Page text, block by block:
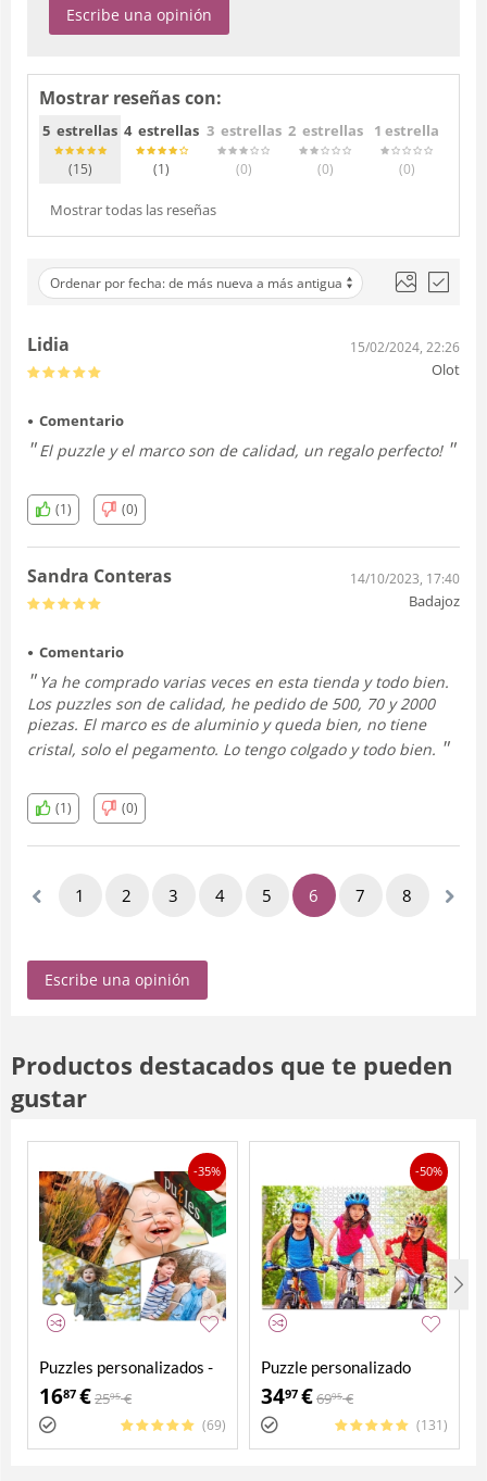
Escribe una opinión
Mostrar reseñas con:
5 estrellas
(15)
4 estrellas
(1)
3 estrellas
(0)
2 estrellas
(0)
1 estrella
(0)
Mostrar todas las reseñas
Ordenar por fecha: de más nueva a más antigua
Lidia 15/02/2024, 22:26
Olot
Comentario
El puzzle y el marco son de calidad, un regalo perfecto!
(1) (0)
Sandra Conteras 14/10/2023, 17:40
Badajoz
Comentario
Ya he comprado varias veces en esta tienda y todo bien.
Los puzzles son de calidad, he pedido de 500, 70 y 2000
piezas. El marco es de aluminio y queda bien, no tiene
cristal, solo el pegamento. Lo tengo colgado y todo bien.
(1) (0)
1 2 3 4 5 6 7 8
Escribe una opinión
Productos destacados que te pueden
gustar
-35%
Puzzles personalizados -
Pack 4 en 1
1687 €2595 €
(69)
-50%
Puzzle personalizado
2000 piezas
3497 €6995 €
(131)